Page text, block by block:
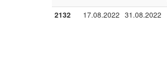
2132 17.08.2022 31.08.2022